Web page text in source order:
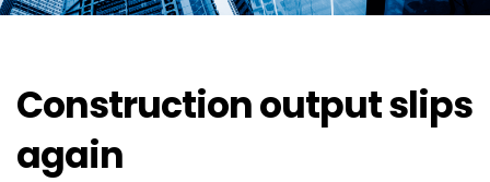
Construction output slips
again